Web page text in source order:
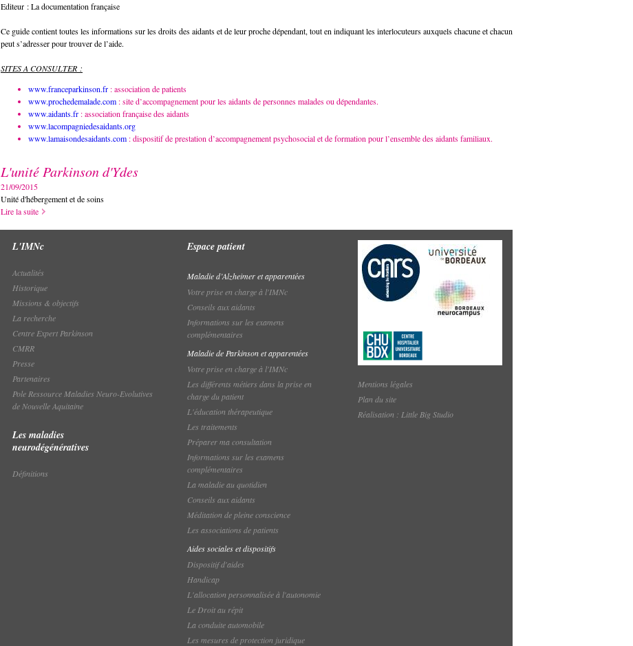
Editeur : La documentation française
Ce guide contient toutes les informations sur les droits des aidants et de leur proche dépendant, tout en indiquant les interlocuteurs auxquels chacune et chacun
peut s’adresser pour trouver de l’aide.
SITES A CONSULTER :
www.franceparkinson.fr : association de patients
www.prochedemalade.com : site d’accompagnement pour les aidants de personnes malades ou dépendantes.
www.aidants.fr : association française des aidants
www.lacompagniedesaidants.org
www.lamaisondesaidants.com : dispositif de prestation d’accompagnement psychosocial et de formation pour l’ensemble des aidants familiaux.
L'unité Parkinson d'Ydes
21/09/2015
Unité d'hébergement et de soins
Lire la suite
L'IMNc
Actualités
Historique
Missions & objectifs
La recherche
Centre Expert Parkinson
CMRR
Presse
Partenaires
Pole Ressource Maladies Neuro-Evolutives
de Nouvelle Aquitaine
Les maladies
neurodégénératives
Définitions
Espace patient
Maladie d’Alzheimer et apparentées
Votre prise en charge à l'IMNc
Conseils aux aidants
Informations sur les examens
complémentaires
Maladie de Parkinson et apparentées
Votre prise en charge à l'IMNc
Les différents métiers dans la prise en
charge du patient
L'éducation thérapeutique
Les traitements
Préparer ma consultation
Informations sur les examens
complémentaires
La maladie au quotidien
Conseils aux aidants
Méditation de pleine conscience
Les associations de patients
Aides sociales et dispositifs
Dispositif d'aides
Handicap
L'allocation personnalisée à l'autonomie
Le Droit au répit
La conduite automobile
Les mesures de protection juridique
Mentions légales
Plan du site
Réalisation : Little Big Studio